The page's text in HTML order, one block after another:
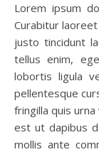
Lorem ipsum dolor sit amet, consectetur adipiscing elit.
Curabitur
justo tincidunt
tellus enim,
lobortis ligula
pellentesque
fringilla quis
est ut dapibus
mollis ante